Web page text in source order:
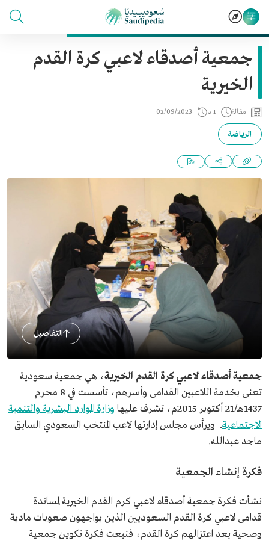
جمعية أصدقاء لاعبي كرة القدم
الخيرية
مقالة 1 د 02/09/2023
الرياضة
التفاصيل
جمعية أصدقاء لاعبي كرة القدم الخيرية، هي جمعية سعودية
تعنى بخدمة اللاعبين القدامى وأسرهم، تأسست في 8 محرم
1437هـ/21 أكتوبر 2015م، تشرف عليها
وزارة الموارد البشرية والتنمية
الاجتماعية. ويرأس مجلس إدارتها لاعب المنتخب السعودي السابق
ماجد عبدالله.
فكرة إنشاء الجمعية
نشأت فكرة جمعية أصدقاء لاعبي كرم القدم الخيرية لمساندة
قدامى لاعبي كرة القدم السعوديين الذين يواجهون صعوبات مادية
وصحية بعد اعتزالهم كرة القدم، فنبعت فكرة تكوين جمعية